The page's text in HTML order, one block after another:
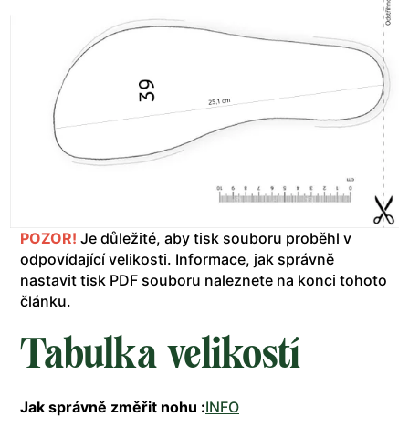
POZOR! Je důležité, aby tisk souboru proběhl v
odpovídající velikosti. Informace, jak správně
nastavit tisk PDF souboru naleznete na konci tohoto
článku.
Tabulka velikostí
Jak správně změřit nohu :INFO